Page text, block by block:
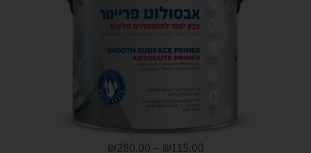
₪115.00
–
₪280.00